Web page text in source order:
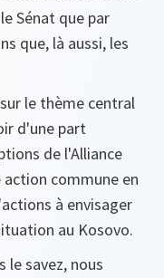
Sénat que par
que, là aussi, les
le thème central
d'une part
de l'Alliance
commune en
à envisager
au Kosovo.
le savez, nous